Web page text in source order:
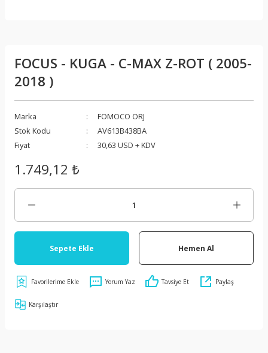
FOCUS - KUGA - C-MAX Z-ROT ( 2005-
2018 )
Marka
FOMOCO ORJ
Stok Kodu
AV613B438BA
Fiyat
30,63 USD + KDV
1.749,12 ₺
Sepete Ekle Hemen Al
Yorum Yaz Tavsiye Et Paylaş
Karşılaştır